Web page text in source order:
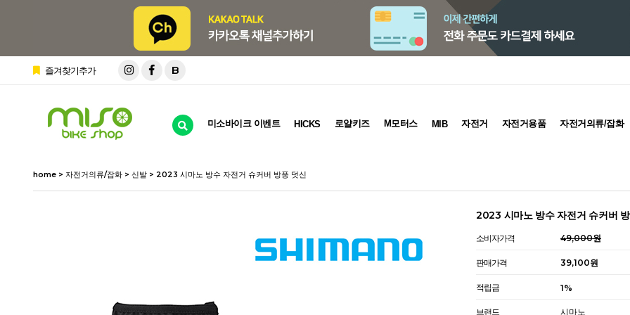
즐겨찾기추가 B
미소바이크 이벤트 HICKS 로얄키즈 M모터스 MIB 자전거 자전거용품 자전거의류/잡화
home > 자전거의류/잡화 > 신발 > 2023 시마노 방수 자전거 슈커버 방풍 덧신
2023 시마노 방수 자전거 슈커버
소비자가격 49,000원
판매가격 39,100원
적립금 1%
브랜드 시마노